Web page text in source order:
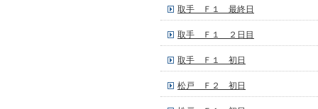
取手 Ｆ１ 最終日
取手 Ｆ１ ２日目
取手 Ｆ１ 初日
松戸 Ｆ２ 初日